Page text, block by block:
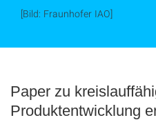
[Bild: Fraunhofer IAO]
Paper zu
Produktentwicklung